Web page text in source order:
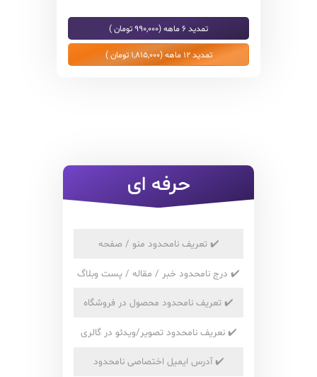
تمدید 6 ماهه (990,000 تومان )
تمدید 12 ماهه (1,815,000 تومان )
حرفه ای
✔️تعریف نامحدود منو / صفحه
✔️ درج نامحدود خبر / مقاله / پست وبلاگ
✔️تعریف نامحدود محصول در فروشگاه
✔️نعریف نامحدود تصویر/ویدئو در گالری
✔️آدرس ایمیل اختصاصی نامحدود